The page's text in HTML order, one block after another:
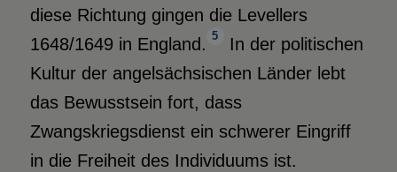
diese Richtung gingen die Levellers
1648/1649 in England. 5
In der politischen
Kultur der angelsächsischen Länder lebt
das Bewusstsein fort, dass
Zwangskriegsdienst ein schwerer Eingriff
in die Freiheit des Individuums ist.